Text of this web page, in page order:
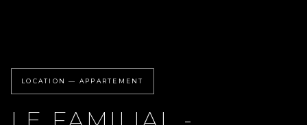
LOCATION — APPARTEMENT